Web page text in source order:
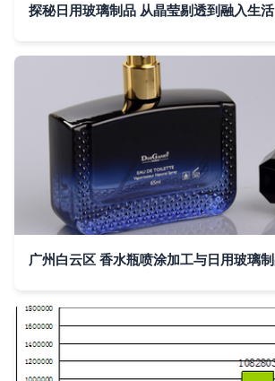
探秘日用玻璃制品 从晶莹剔透到融入生活